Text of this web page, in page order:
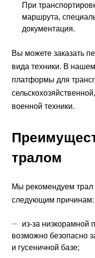
При
маршрута,
документация.
Вы можете заказать
вида техники. В
платформы для
военной техники.
тралом
Мы рекомендуем трал
следующим причинам:
из-за низкорамной
возможно безопасно
и гусеничной базе;